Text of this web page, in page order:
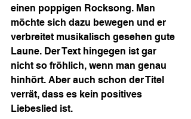
einen poppigen Rocksong. Man
möchte sich dazu bewegen und er
verbreitet musikalisch gesehen gute
Laune. Der Text hingegen ist gar
nicht so fröhlich, wenn man genau
hinhört. Aber auch schon der Titel
verrät, dass es kein positives
Liebeslied ist.